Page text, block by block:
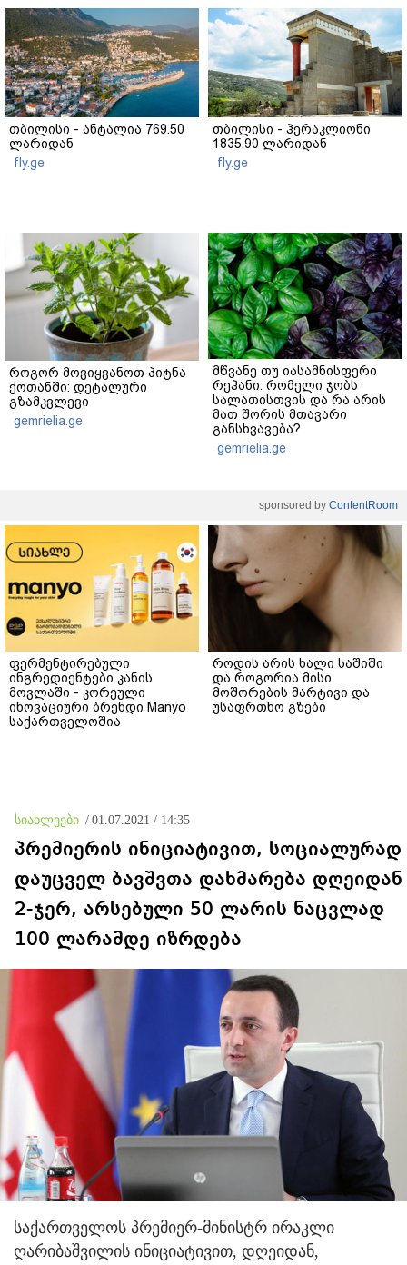
თბილისი - ანტალია 769.50
ლარიდან
fly.ge
თბილისი - ჰერაკლიონი
1835.90 ლარიდან
fly.ge
როგორ მოვიყვანოთ პიტნა
ქოთანში: დეტალური
გზამკვლევი
gemrielia.ge
მწვანე თუ იასამნისფერი
რეჰანი: რომელი ჯობს
სალათისთვის და რა არის
მათ შორის მთავარი
განსხვავება?
gemrielia.ge
sponsored by ContentRoom
ფერმენტირებული
ინგრედიენტები კანის
მოვლაში - კორეული
ინოვაციური ბრენდი Manyo
საქართველოშია
როდის არის ხალი საშიში
და როგორია მისი
მოშორების მარტივი და
უსაფრთხო გზები
სიახლეები / 01.07.2021 / 14:35
პრემიერის ინიციატივით, სოციალურად
დაუცველ ბავშვთა დახმარება დღეიდან
2-ჯერ, არსებული 50 ლარის ნაცვლად
100 ლარამდე იზრდება
საქართველოს პრემიერ-მინისტრ ირაკლი
ღარიბაშვილის ინიციატივით, დღეიდან,